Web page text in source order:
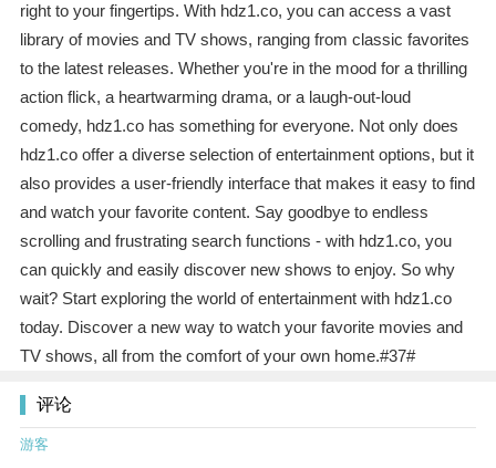
right to your fingertips. With hdz1.co, you can access a vast
library of movies and TV shows, ranging from classic favorites
to the latest releases. Whether you're in the mood for a thrilling
action flick, a heartwarming drama, or a laugh-out-loud
comedy, hdz1.co has something for everyone. Not only does
hdz1.co offer a diverse selection of entertainment options, but it
also provides a user-friendly interface that makes it easy to find
and watch your favorite content. Say goodbye to endless
scrolling and frustrating search functions - with hdz1.co, you
can quickly and easily discover new shows to enjoy. So why
wait? Start exploring the world of entertainment with hdz1.co
today. Discover a new way to watch your favorite movies and
TV shows, all from the comfort of your own home.#37#
评论
游客